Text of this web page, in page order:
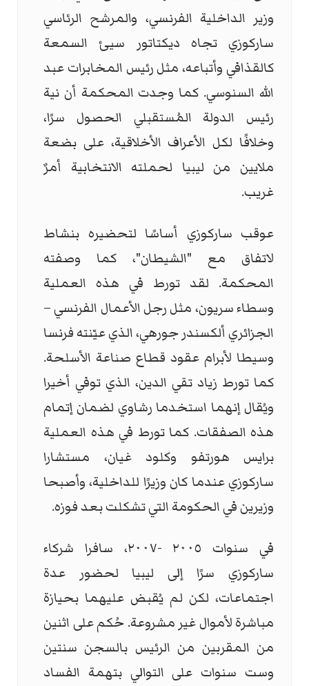
وزير الداخلية الفرنسي، والمرشح الرئاسي
ساركوزي تجاه ديكتاتور سيئ السمعة
كالقذافي وأتباعه، مثل رئيس المخابرات عبد
الله السنوسي. كما وجدت المحكمة أن نية
رئيس الدولة المُستقبلي الحصول سرًا،
وخلافًا لكل الأعراف الأخلاقية، على بضعة
ملايين من ليبيا لحملته الانتخابية أمرٌ
غريب.
عوقب ساركوزي أساسًا لتحضيره بنشاط
لاتفاق مع "الشيطان"، كما وصفته
المحكمة. لقد تورط في هذه العملية
وسطاء سريون، مثل رجل الأعمال الفرنسي –
الجزائري ألكسندر جورهي، الذي عيّنته فرنسا
وسيطا لأبرام عقود قطاع صناعة الأسلحة.
كما تورط زياد تقي الدين، الذي توفي أخيرا
ويُقال إنهما استخدما رشاوي لضمان إتمام
هذه الصفقات. كما تورط في هذه العملية
برايس هورتفو وكلود غيان، مستشارا
ساركوزي عندما كان وزيرًا للداخلية، وأصبحا
وزيرين في الحكومة التي تشكلت بعد فوزه.
في سنوات ٢٠٠٥ -٢٠٠٧، سافرا شركاء
ساركوزي سرًا إلى ليبيا لحضور عدة
اجتماعات، لكن لم يُقبض عليهما بحيازة
مباشرة لأموال غير مشروعة. حُكم على اثنين
من المقربين من الرئيس بالسجن سنتين
وست سنوات على التوالي بتهمة الفساد